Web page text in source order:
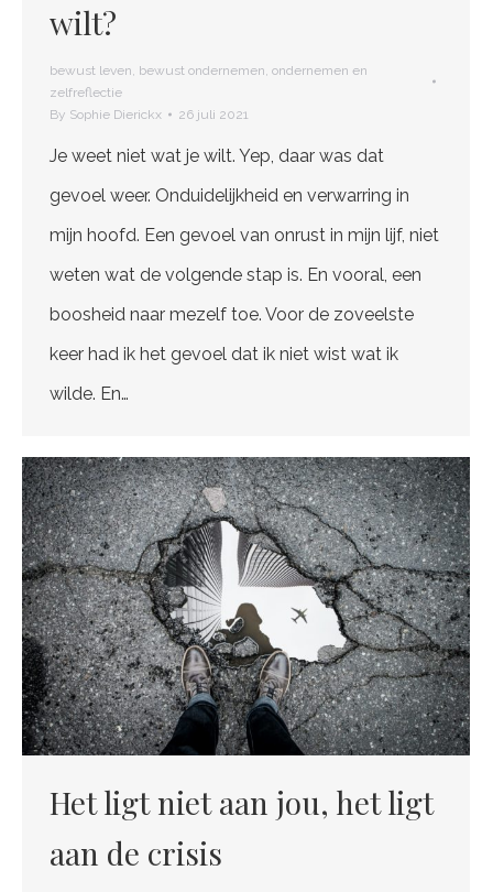
wilt?
bewust leven bewust ondernemen ondernemen en
zelfreflectie
By Sophie Dierickx 26 juli 2021
Je weet niet wat je wilt. Yep, daar was dat
gevoel weer. Onduidelijkheid en verwarring in
mijn hoofd. Een gevoel van onrust in mijn lijf, niet
weten wat de volgende stap is. En vooral, een
boosheid naar mezelf toe. Voor de zoveelste
keer had ik het gevoel dat ik niet wist wat ik
wilde. En…
Het ligt niet aan jou, het ligt
aan de crisis